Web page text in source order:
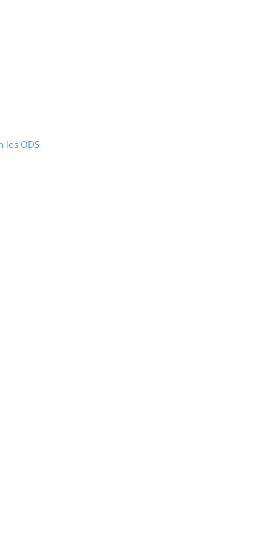
los ODS